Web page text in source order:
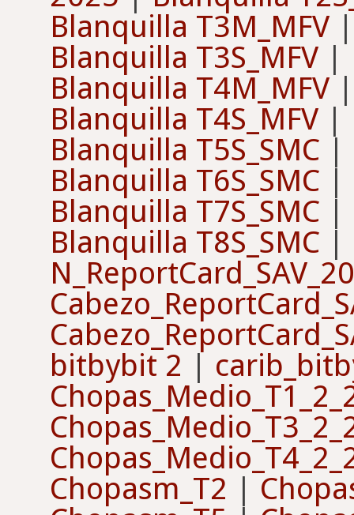
Blanquilla T3M_MFV
Blanquilla T3S_MFV |
Blanquilla T4M_MFV
Blanquilla T4S_MFV |
Blanquilla T5S_SMC |
Blanquilla T6S_SMC |
Blanquilla T7S_SMC |
Blanquilla T8S_SMC |
bitbybit 2 |
Chopasm_T2 |